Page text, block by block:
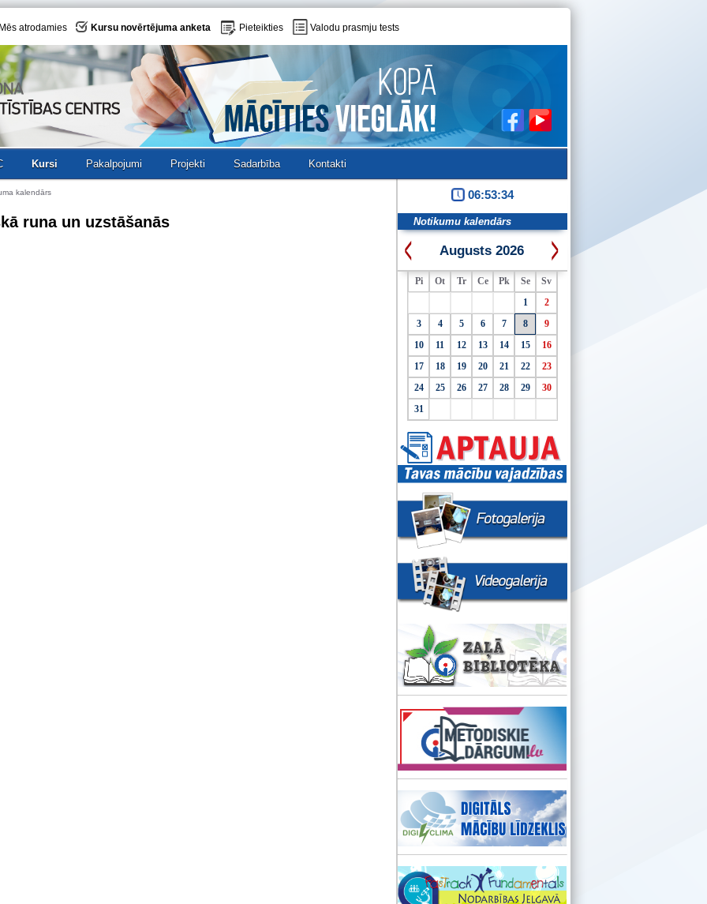
Mēs atrodamies Kursu novērtējuma anketa Pieteikties Valodu prasmju tests
Kursi Pakalpojumi Projekti Sadarbība Kontakti
kalendārs
runa un uzstāšanās
06:53:35
Notikumu kalendārs
Augusts 2026
Pi Ot Tr Ce Pk Se
Sv
1
2
3
4 5 6 7 8
9
10
11 12 13 14 15
16
17
18 19 20 21 22
23
24
25 26 27 28 29
30
31